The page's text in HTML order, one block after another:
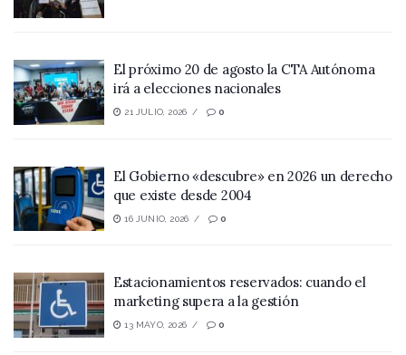
El próximo 20 de agosto la CTA Autónoma
irá a elecciones nacionales
21 JULIO, 2026 0
El Gobierno «descubre» en 2026 un derecho
que existe desde 2004
16 JUNIO, 2026 0
Estacionamientos reservados: cuando el
marketing supera a la gestión
13 MAYO, 2026 0